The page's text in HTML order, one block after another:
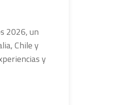
2026, un
Chile y
y